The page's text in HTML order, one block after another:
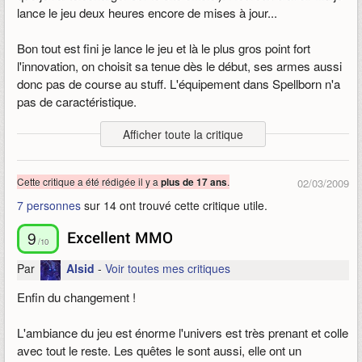
ne retranscris pas ou peu de l'univers, de cette impression que
l'essayer, ce mmo à vraiment un style inventé, quelque chose
que vous ne retrouverez pas deux fois.
Publié le 09/09/2009 05:49, modifié le 10/09/2009 14:05
GLHL a++ iG
Publié le 28/08/2009 03:41, modifié le 31/08/2009 07:25
lance le jeu deux heures encore de mises à jour...
Bon tout est fini je lance le jeu et là le plus gros point fort
l'innovation, on choisit sa tenue dès le début, ses armes aussi
donc pas de course au stuff. L'équipement dans Spellborn n'a
pas de caractéristique.
Les classes sont divisées en trois sortes "Guerrier, Roublard,
entre trois choses : constitution, intellect, sang-froid.
Le deck comme il l'appelle mouais ça casse pas trois pattes à
un canard. On comprend pas tout au début et les explications
on a du mal à les trouver, un petit tutorial au début après nada.
Les graphismes... bon ça ressemble à un mix entre
WAR, du réalisme et du cartoon. Quelques zones sympas.
On arrive au quêtes à peu près 25 minutes pour finir une des
première quêtes pas d'indication on lit la quête mais faut quand
Afficher toute la critique
02/03/2009
Cette critique a été rédigée il y a plus de 17 ans.
7 personnes sur 14 ont trouvé cette critique utile.
9 /10 Excellent MMO
Par Alsid - Voir toutes mes critiques
Enfin du changement !
L'ambiance du jeu est énorme l'univers est très prenant et colle
avec tout le reste. Les quêtes le sont aussi, elle ont un